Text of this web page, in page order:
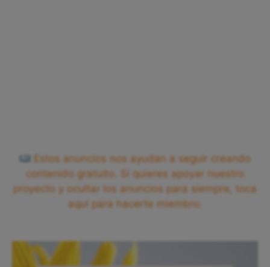
Estos anuncios nos ayudan a seguir creando
contenido gratuito. Si quieres apoyar nuestro
proyecto y ocultar los anuncios para siempre, toca
aquí para hacerte miembro.